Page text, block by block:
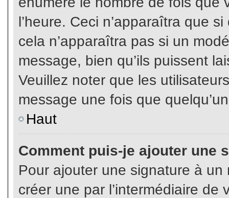
l’heure. Ceci n’apparaîtra que
cela n’apparaîtra pas si un
message, bien qu’ils puissent
Veuillez noter que les
message une fois que
Haut
Comment puis-je ajouter une
Pour ajouter une signature à un
créer une par l’intermédiaire